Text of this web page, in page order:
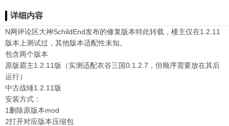
详细内容
N网评论区大神SchildEnd发布的修复版本特此转载，楼主仅在1.2.11
版本上测试过，其他版本适配性未知。
包含两个版本
原版霸主1.2.11版（实测适配衣谷三国0.1.2.7，但顺序需要放在其后
运行）
中古战锤1.2.11版
安装方式：
1删除原版本mod
2打开对应版本压缩包